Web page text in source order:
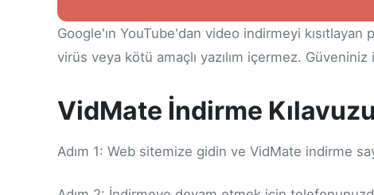
Google'ın YouTube'dan video indirmeyi kısıtlayan
virüs veya kötü amaçlı yazılım içermez.
VidMate İndirme
Adım 1: Web sitemize gidin ve VidMate indirme